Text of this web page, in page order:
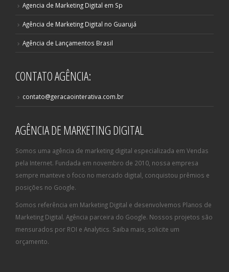
Agencia de Marketing Digital em Sp
Agência de Marketing Digital no Guarujá
Agência de Lançamentos Brasil
CONTATO AGÊNCIA:
contato@geracaointerativa.com.br
AGÊNCIA DE MARKETING DIGITAL
Somos uma agência de marketing digital especializada em Vendas
pela Internet. Fundada em novembro de 2010, nossa empresa
sempre manteve o foco no mercado digital, conquistou prêmios e
posições no Google.
Somos referência em Marketing Digital e desenvolvemos Planos de
Marketing Digital. Agência parceira do Google. Nossos projetos são
mensurados por ROI e Analytics. Saiba mais, solicite um
orçamento.